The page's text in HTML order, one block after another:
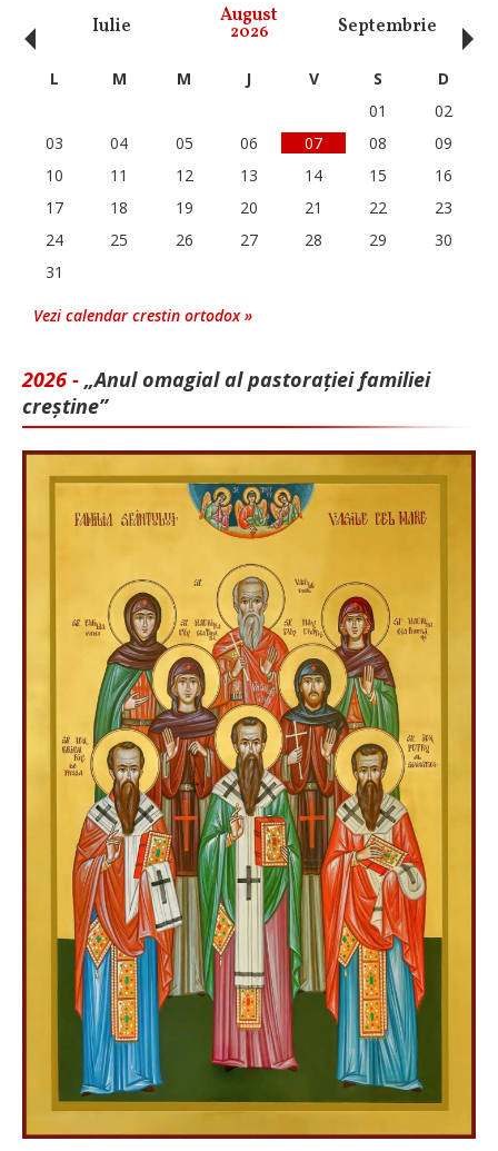
Iulie August
2026 Septembrie
‹ L M M J V S
D
01
02
03
04 05 06 07 08
09
10
11 12 13 14 15
16
17
18 19 20 21 22
23
24
25 26 27 28 29
30
31
Vezi calendar crestin ortodox »
2026 - „Anul omagial al pastorației familiei
creștine”